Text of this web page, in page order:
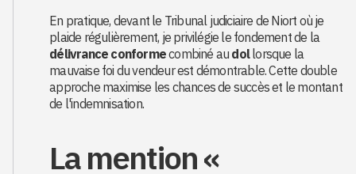
En pratique, devant le Tribunal judiciaire de Niort où je
plaide régulièrement, je privilégie le fondement de la
délivrance conformecombiné au dollorsque la
mauvaise foi du vendeur est démontrable. Cette double
approche maximise les chances de succès et le montant
de l'indemnisation.
La mention «